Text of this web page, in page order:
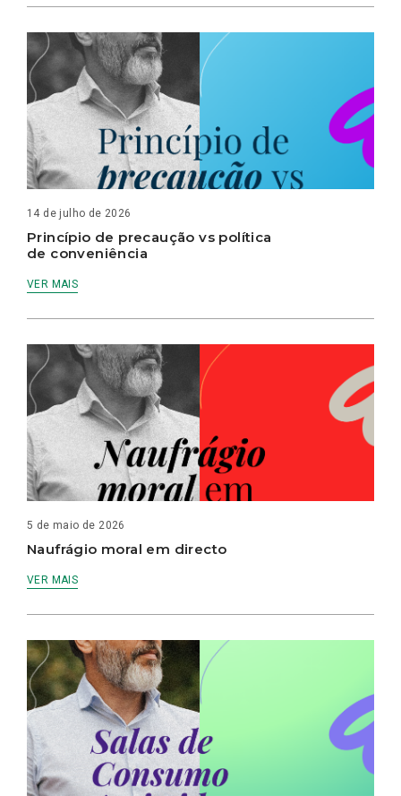
14 de julho de 2026
Princípio de precaução vs política
de conveniência
VER MAIS
5 de maio de 2026
Naufrágio moral em directo
VER MAIS